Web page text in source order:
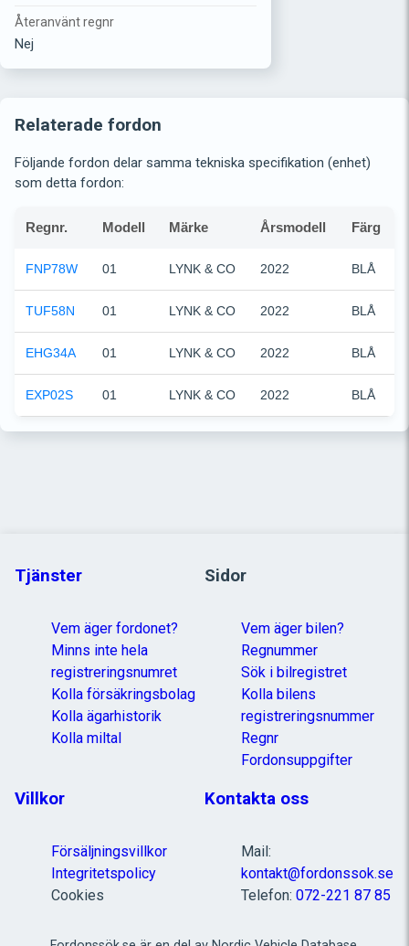
Återanvänt regnr
Nej
Relaterade fordon
Följande fordon delar samma tekniska specifikation (enhet)
som detta fordon:
Regnr. Modell Märke Årsmodell Färg
FNP78W 01 LYNK & CO 2022 BLÅ
TUF58N 01 LYNK & CO 2022 BLÅ
EHG34A 01 LYNK & CO 2022 BLÅ
EXP02S 01 LYNK & CO 2022 BLÅ
Tjänster
Vem äger fordonet?
Minns inte hela
registreringsnumret
Kolla försäkringsbolag
Kolla ägarhistorik
Kolla miltal
Sidor
Vem äger bilen?
Regnummer
Sök i bilregistret
Kolla bilens
registreringsnummer
Regnr
Fordonsuppgifter
Villkor
Försäljningsvillkor
Integritetspolicy
Cookies
Kontakta oss
Mail:
kontakt@fordonssok.se
Telefon: 072-221 87 85